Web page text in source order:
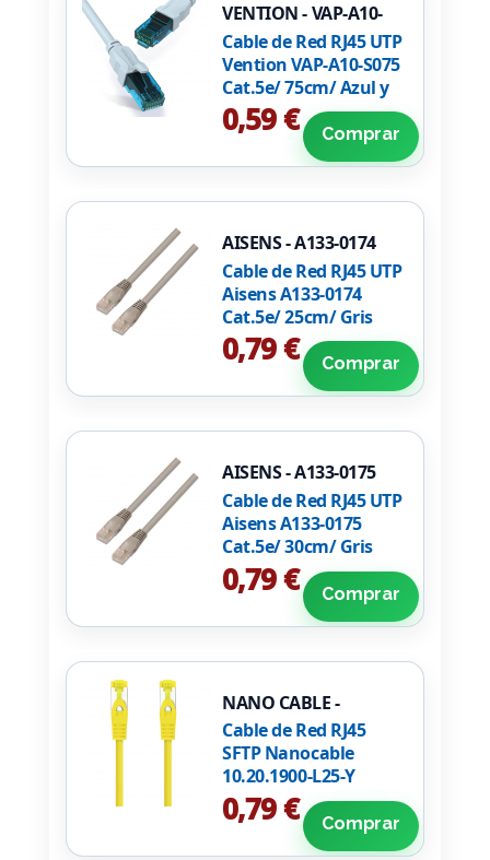
VENTION - VAP-A10-
S075
Cable de Red RJ45 UTP
Vention VAP-A10-S075
Cat.5e/ 75cm/ Azul y
Negro
0,59 € Comprar
AISENS - A133-0174
Cable de Red RJ45 UTP
Aisens A133-0174
Cat.5e/ 25cm/ Gris
0,79 € Comprar
AISENS - A133-0175
Cable de Red RJ45 UTP
Aisens A133-0175
Cat.5e/ 30cm/ Gris
0,79 € Comprar
NANO CABLE -
10.20.1900-L25-Y
Cable de Red RJ45
SFTP Nanocable
10.20.1900-L25-Y
Cat.6A/ LSZH/ 25cm/
Amarillo
0,79 € Comprar